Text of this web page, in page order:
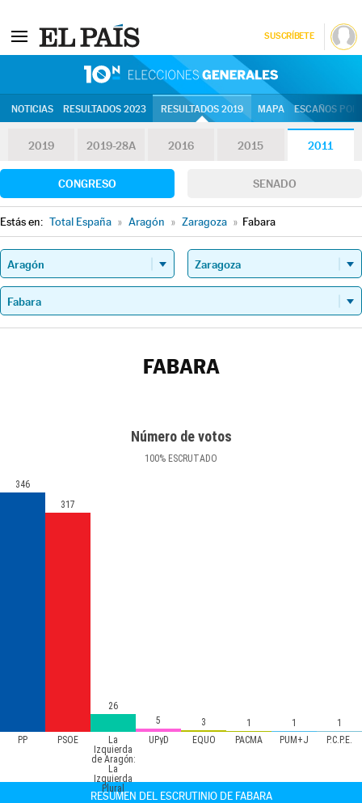
SUSCRÍBETE
NOTICIAS RESULTADOS 2023 RESULTADOS 2019 MAPA ESCAÑOS
2019 2019-28A 2016 2015 2011
CONGRESO SENADO
Estás en: Total España » Aragón » Zaragoza » Fabara
FABARA
Número de votos
100% ESCRUTADO
PP PSOE
La
Izquierda
de Aragón:
La
Izquierda
Plural
UPyD EQUO PACMA PUM+J P.C.P.E.
346
317
26
5
3 1 1 1
RESUMEN DEL ESCRUTINIO DE FABARA